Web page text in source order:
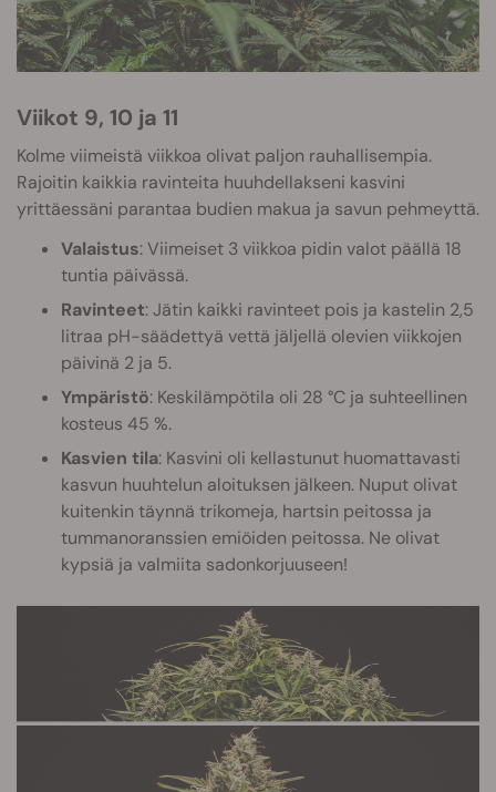
Viikot 9, 10 ja 11
Kolme viimeistä viikkoa olivat paljon rauhallisempia.
Rajoitin kaikkia ravinteita huuhdellakseni kasvini
yrittäessäni parantaa budien makua ja savun pehmeyttä.
Valaistus: Viimeiset 3 viikkoa pidin valot päällä 18
tuntia päivässä.
Ravinteet: Jätin kaikki ravinteet pois ja kastelin 2,5
litraa pH-säädettyä vettä jäljellä olevien viikkojen
päivinä 2 ja 5.
Ympäristö: Keskilämpötila oli 28 °C ja suhteellinen
kosteus 45 %.
Kasvien tila: Kasvini oli kellastunut huomattavasti
kasvun huuhtelun aloituksen jälkeen. Nuput olivat
kuitenkin täynnä trikomeja, hartsin peitossa ja
tummanoranssien emiöiden peitossa. Ne olivat
kypsiä ja valmiita sadonkorjuuseen!